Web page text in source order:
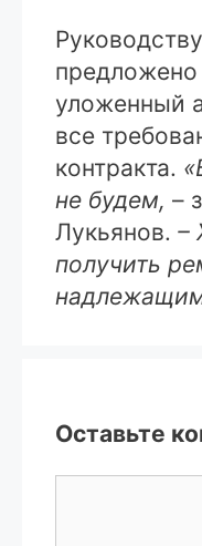
уложенный
все
контракта.
не будем, –
Лукьянов. –
получить
Оставьте